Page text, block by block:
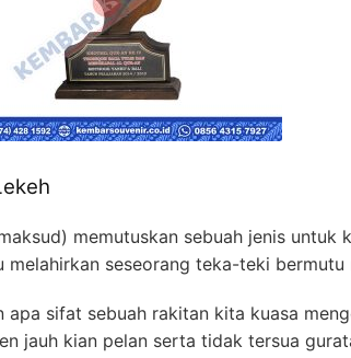
memutuskan sebuah jenis untuk
seseorang teka-teki bermutu
sifat sebuah rakitan kita kuasa
jauh kian pelan serta tidak tersua